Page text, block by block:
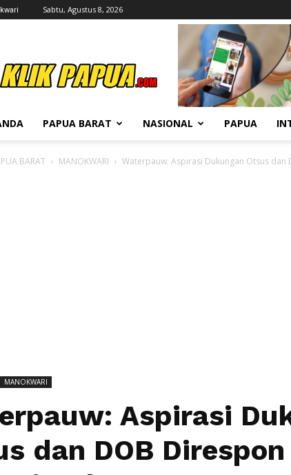
Sabtu, Agustus 8, 2026
PAPUA BARAT NASIONAL PAPUA
BARAT MANOKWARI Waterpauw: Aspirasi Dukungan Otsus dan
MANOKWARI
Aspirasi
dan DOB